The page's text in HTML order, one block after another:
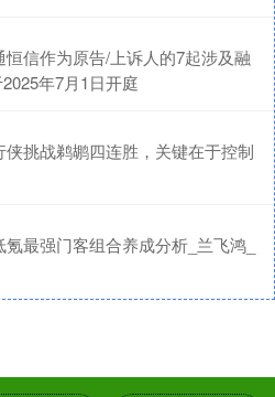
信作为原告/上诉人的7起涉及融
年7月1日开庭
挑战鹈鹕四连胜，关键在于控制
最强门客组合养成分析_兰飞鸿_